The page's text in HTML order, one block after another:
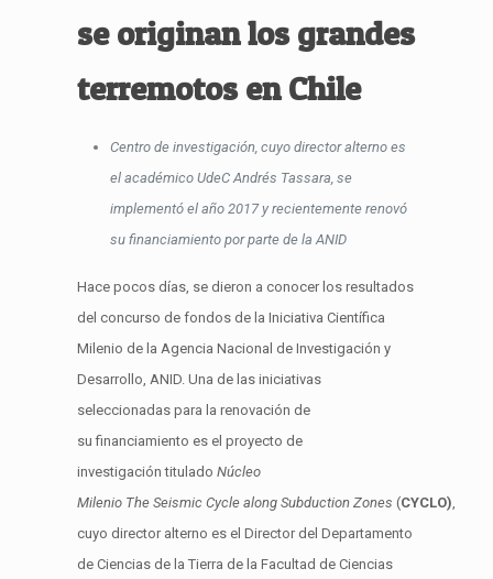
se originan los grandes
terremotos en Chile
Centro de investigación, cuyo directoralterno es
el académico UdeCAndrés Tassara,se
implementó el año 2017y recientemente renovó
su financiamiento por parte de la ANID
Hace pocos días, se dieron a conocer los resultados
del concurso de fondos de la Iniciativa Científica
Milenio de la Agencia Nacional de Investigación y
Desarrollo, ANID. Una de las iniciativas
seleccionadas para la renovación de
sufinanciamiento es el proyecto de
investigación titulado Núcleo
Milenio The Seismic Cycle along Subduction Zones (CYCLO),
cuyo director alterno es el Directordel Departamento
de Ciencias de la Tierra de la Facultad de Ciencias